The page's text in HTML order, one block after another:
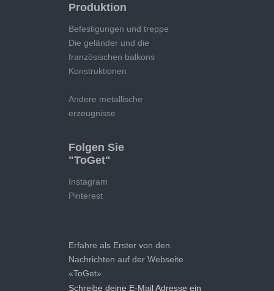
Produktion
Befestigungen und treppe
Die geländer und die
französischen balkons
Konstruktionen
Andere metallische
erzeugnisse
Folgen Sie
"ToGet"
Instagram
Pinterest
Erfahre als Erster von den
Nachrichten auf der Webseite
«ToGet»
Schreibe deine E-Mail Adresse ein